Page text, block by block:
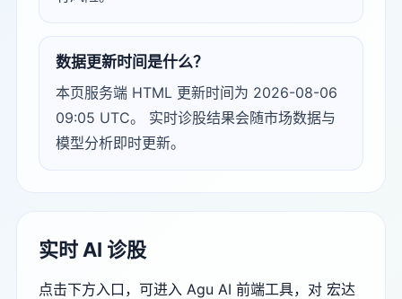
数据更新时间是什么？
本页服务端 HTML 更新时间为 2026-08-06
09:05 UTC。 实时诊股结果会随市场数据与
模型分析即时更新。
实时 AI 诊股
点击下方入口，可进入 Agu AI 前端工具，对 宏达